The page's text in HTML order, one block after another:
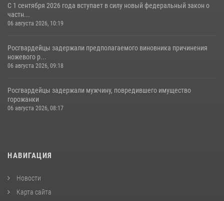
С 1 сентября 2026 года вступает в силу новый федеральный закон о
частн...
06 августа 2026, 10:19
Росгвардейцы задержали предполагаемого виновника причинения
ножевого р...
06 августа 2026, 09:18
Росгвардейцы задержали мужчину, повредившего имущество
горожанки
06 августа 2026, 08:17
НАВИГАЦИЯ
Новости
Карта сайта